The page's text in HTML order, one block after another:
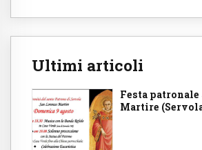
Ultimi articoli
Festa patronale
Martire